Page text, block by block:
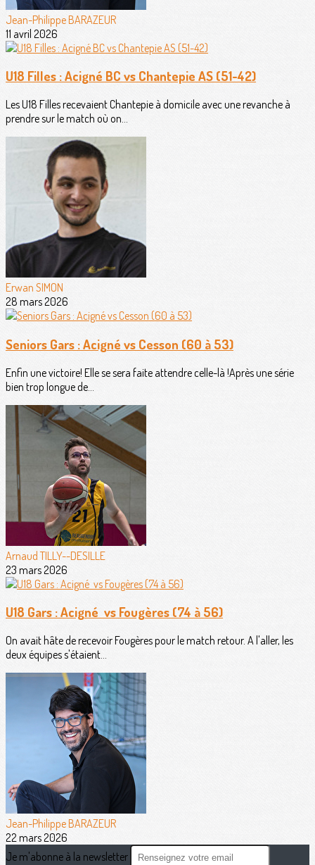
Jean-Philippe BARAZEUR
11 avril 2026
U18 Filles : Acigné BC vs Chantepie AS (51-42)
Les U18 Filles recevaient Chantepie à domicile avec une revanche à
prendre sur le match où on...
Erwan SIMON
28 mars 2026
Seniors Gars : Acigné vs Cesson (60 à 53)
Enfin une victoire! Elle se sera faite attendre celle-là !Après une série
bien trop longue de...
Arnaud TILLY--DESILLE
23 mars 2026
U18 Gars : Acigné vs Fougères (74 à 56)
On avait hâte de recevoir Fougères pour le match retour. A l'aller, les
deux équipes s'étaient...
Jean-Philippe BARAZEUR
22 mars 2026
Je m'abonne à la newsletter